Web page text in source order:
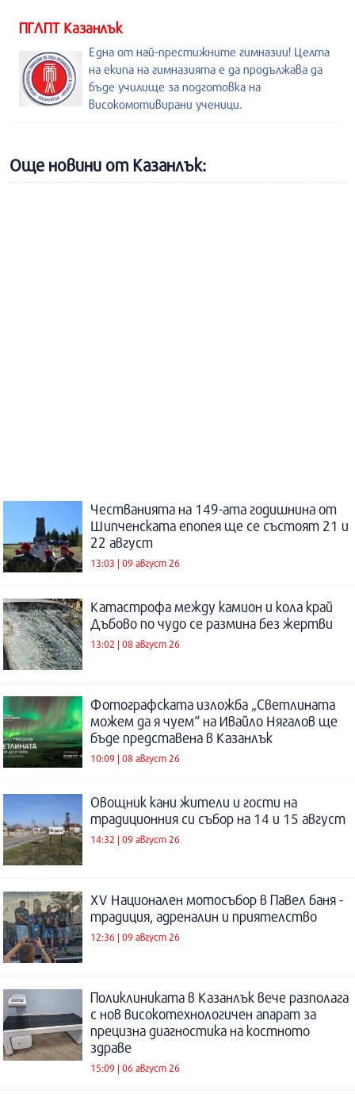
ПГЛПТ Казанлък
Една от най-престижните гимназии! Целта
на екипа на гимназията е да продължава да
бъде училище за подготовка на
високомотивирани ученици.
Още новини от Казанлък:
Честванията на 149-ата годишнина от
Шипченската епопея ще се състоят 21 и
22 август
13:03 | 09 август 26
Катастрофа между камион и кола край
Дъбово по чудо се размина без жертви
13:02 | 08 август 26
Фотографската изложба „Светлината
можем да я чуем“ на Ивайло Нягалов ще
бъде представена в Казанлък
10:09 | 08 август 26
Овощник кани жители и гости на
традиционния си събор на 14 и 15 август
14:32 | 09 август 26
XV Национален мотосъбор в Павел баня -
традиция, адреналин и приятелство
12:36 | 09 август 26
Поликлиниката в Казанлък вече разполага
с нов високотехнологичен апарат за
прецизна диагностика на костното
здраве
15:09 | 06 август 26